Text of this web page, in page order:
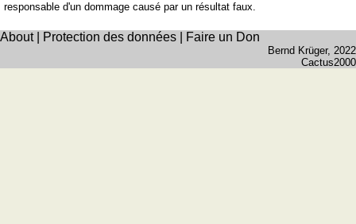
responsable d'un dommage causé par un résultat faux.
About| Protection des données Faire un Don
Bernd Krüger, 2022
Cactus2000